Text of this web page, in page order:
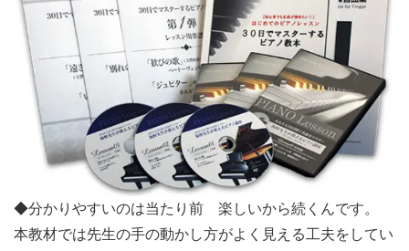
◆分かりやすいのは当たり前 楽しいから続くんです。
本教材では先生の手の動かし方がよく見える工夫をしてい